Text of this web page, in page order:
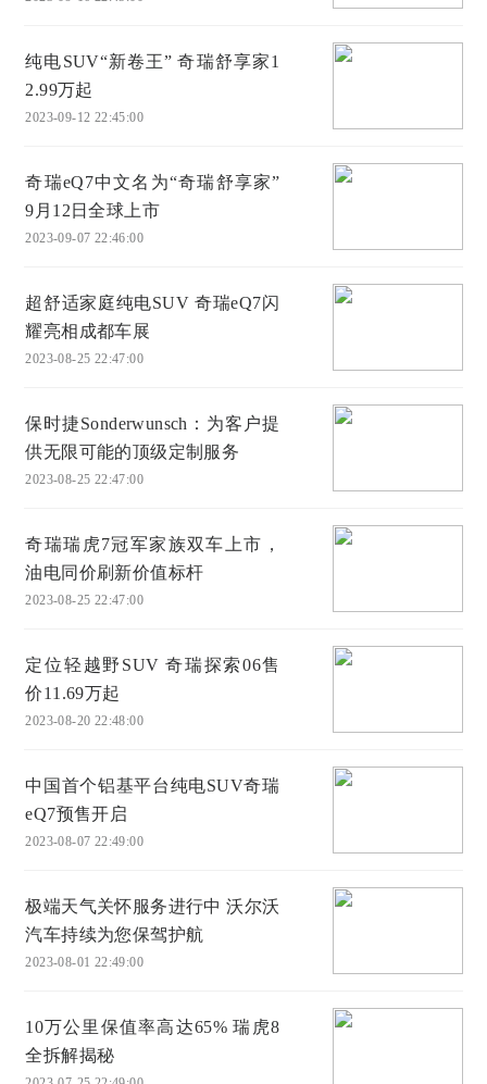
纯电SUV“新卷王” 奇瑞舒享家1
2.99万起
2023-09-12 22:45:00
奇瑞eQ7中文名为“奇瑞舒享家”
9月12日全球上市
2023-09-07 22:46:00
超舒适家庭纯电SUV 奇瑞eQ7闪
耀亮相成都车展
2023-08-25 22:47:00
保时捷Sonderwunsch：为客户提
供无限可能的顶级定制服务
2023-08-25 22:47:00
奇瑞瑞虎7冠军家族双车上市，
油电同价刷新价值标杆
2023-08-25 22:47:00
定位轻越野SUV 奇瑞探索06售
价11.69万起
2023-08-20 22:48:00
中国首个铝基平台纯电SUV奇瑞
eQ7预售开启
2023-08-07 22:49:00
极端天气关怀服务进行中 沃尔沃
汽车持续为您保驾护航
2023-08-01 22:49:00
10万公里保值率高达65% 瑞虎8
全拆解揭秘